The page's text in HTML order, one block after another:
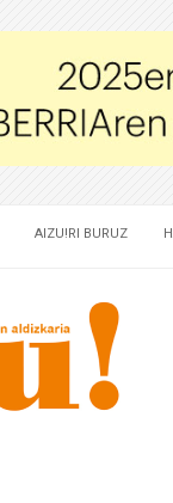
AIZU!RI BURUZ